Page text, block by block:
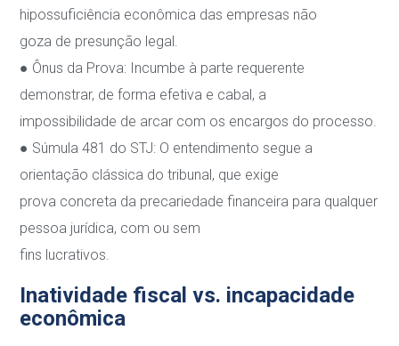
hipossuficiência econômica das empresas não
goza de presunção legal.
● Ônus da Prova: Incumbe à parte requerente
demonstrar, de forma efetiva e cabal, a
impossibilidade de arcar com os encargos do processo.
● Súmula 481 do STJ: O entendimento segue a
orientação clássica do tribunal, que exige
prova concreta da precariedade financeira para qualquer
pessoa jurídica, com ou sem
fins lucrativos.
Inatividade fiscal vs. incapacidade
econômica